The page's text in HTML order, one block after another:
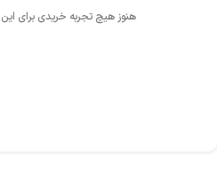
هنوز هیچ تجربه خریدی برای